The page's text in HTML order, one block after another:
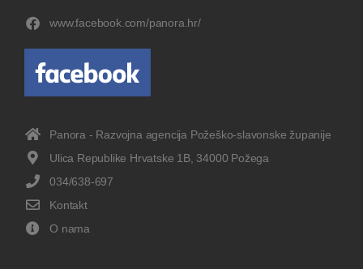
www.facebook.com/panora.hr/
Panora - Razvojna agencija Požeško-slavonske županije
Ulica Republike Hrvatske 1B, 34000 Požega
034/638-697
Kontakt
O nama